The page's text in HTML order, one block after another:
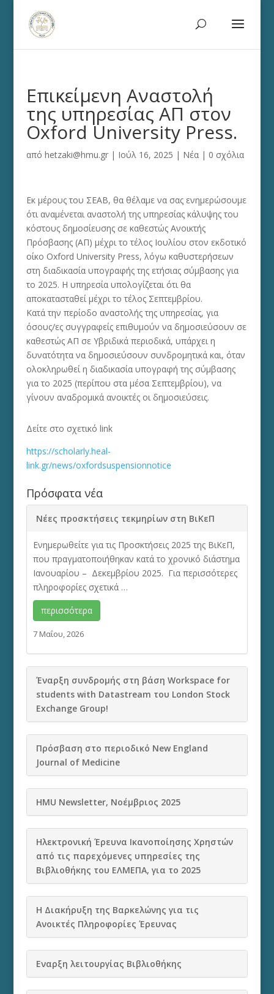
Eπικείμενη Aναστολή
της υπηρεσίας ΑΠ στον
Oxford University Press.
από hetzaki@hmu.gr| Ιούλ 16, 2025 | Νέα| 0 σχόλια
Εκ μέρους του ΣΕΑΒ, θα θέλαμε να σας ενημερώσουμε
ότι αναμένεται αναστολή της υπηρεσίας κάλυψης του
κόστους δημοσίευσης σε καθεστώς Ανοικτής
Πρόσβασης (ΑΠ) μέχρι το τέλος Ιουλίου στον εκδοτικό
οίκο Oxford University Press, λόγω καθυστερήσεων
στη διαδικασία υπογραφής της ετήσιας σύμβασης για
το 2025. Η υπηρεσία υπολογίζεται ότι θα
αποκατασταθεί μέχρι το τέλος Σεπτεμβρίου.
Κατά την περίοδο αναστολής της υπηρεσίας, για
όσους/ες συγγραφείς επιθυμούν να δημοσιεύσουν σε
καθεστώς ΑΠ σε Yβριδικά περιοδικά, υπάρχει η
δυνατότητα να δημοσιεύσουν συνδρομητικά και, όταν
ολοκληρωθεί η διαδικασία υπογραφή της σύμβασης
για το 2025 (περίπου στα μέσα Σεπτεμβρίου), να
γίνουν αναδρομικά ανοικτές οι δημοσιεύσεις.
Δείτε στο σχετικό link
https://scholarly.heal-
link.gr/news/oxfordsuspensionnotice
Πρόσφατα νέα
Νέες προσκτήσεις τεκμηρίων στη ΒιΚεΠ
Ενημερωθείτε για τις Προσκτήσεις 2025 της ΒιΚεΠ,
που πραγματοποιήθηκαν κατά το χρονικό διάστημα
Ιανουαρίου – Δεκεμβρίου 2025. Για περισσότερες
πληροφορίες σχετικά …
περισσότερα
7 Μαΐου, 2026
Έναρξη συνδρομής στη βάση Workspace for
students with Datastream του London Stock
Exchange Group!
Πρόσβαση στο περιοδικό New England
Journal of Medicine
HMU Newsletter, Νοέμβριος 2025
Ηλεκτρονική Έρευνα Ικανοποίησης Χρηστών
από τις παρεχόμενες υπηρεσίες της
Βιβλιοθήκης του ΕΛΜΕΠΑ, για το 2025
Η Διακήρυξη της Βαρκελώνης για τις
Ανοικτές Πληροφορίες Έρευνας
Εναρξη λειτουργίας Βιβλιοθήκης